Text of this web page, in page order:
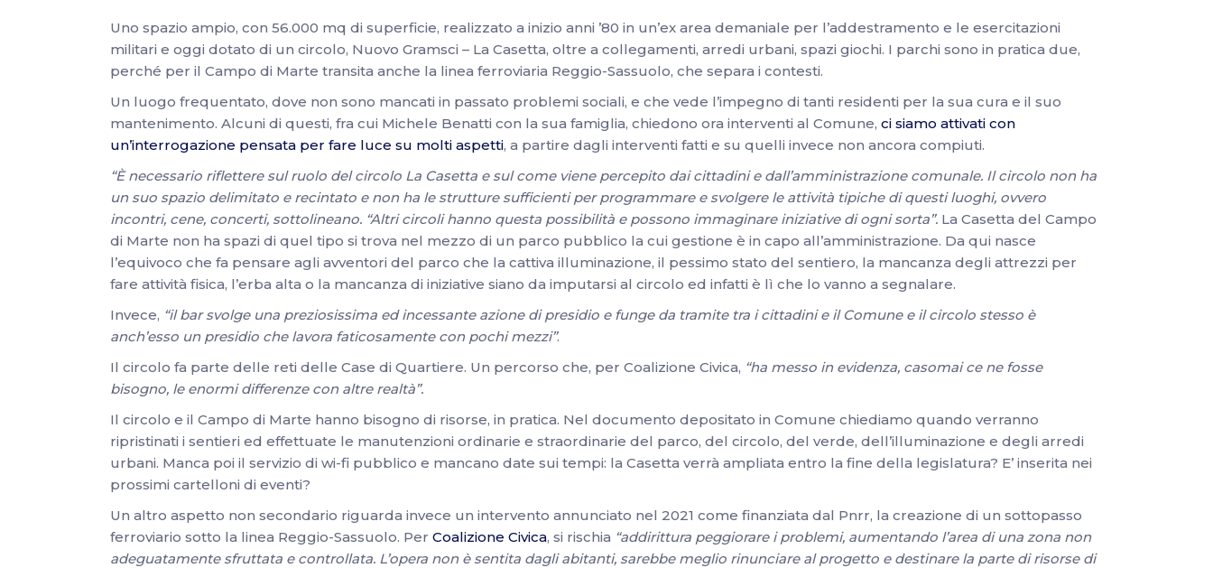
Uno spazio ampio, con 56.000 mq di superficie, realizzato a inizio anni ’80 in un’ex area demaniale per l’addestramento e le esercitazioni
militari e oggi dotato di un circolo, Nuovo Gramsci – La Casetta, oltre a collegamenti, arredi urbani, spazi giochi. I parchi sono in pratica due,
perché per il Campo di Marte transita anche la linea ferroviaria Reggio-Sassuolo, che separa i contesti.
Un luogo frequentato, dove non sono mancati in passato problemi sociali, e che vede l’impegno di tanti residenti per la sua cura e il suo
mantenimento. Alcuni di questi, fra cui Michele Benatti con la sua famiglia, chiedono ora interventi al Comune, ci siamo attivati con
un’interrogazione pensata per fare luce su molti aspetti, a partire dagli interventi fatti e su quelli invece non ancora compiuti.
“È necessario riflettere sul ruolo del circolo La Casetta e sul come viene percepito dai cittadini e dall’amministrazione comunale. Il circolo non ha
un suo spazio delimitato e recintato e non ha le strutture sufficienti per programmare e svolgere le attività tipiche di questi luoghi, ovvero
incontri, cene, concerti, sottolineano. “Altri circoli hanno questa possibilità e possono immaginare iniziative di ogni sorta”. La Casetta del Campo
di Marte non ha spazi di quel tipo si trova nel mezzo di un parco pubblico la cui gestione è in capo all’amministrazione. Da qui nasce
l’equivoco che fa pensare agli avventori del parco che la cattiva illuminazione, il pessimo stato del sentiero, la mancanza degli attrezzi per
fare attività fisica, l’erba alta o la mancanza di iniziative siano da imputarsi al circolo ed infatti è lì che lo vanno a segnalare.
Invece, “il bar svolge una preziosissima ed incessante azione di presidio e funge da tramite tra i cittadini e il Comune e il circolo stesso è
anch’esso un presidio che lavora faticosamente con pochi mezzi”.
Il circolo fa parte delle reti delle Case di Quartiere. Un percorso che, per Coalizione Civica, “ha messo in evidenza, casomai ce ne fosse
bisogno, le enormi differenze con altre realtà”.
Il circolo e il Campo di Marte hanno bisogno di risorse, in pratica. Nel documento depositato in Comune chiediamo quando verranno
ripristinati i sentieri ed effettuate le manutenzioni ordinarie e straordinarie del parco, del circolo, del verde, dell’illuminazione e degli arredi
urbani. Manca poi il servizio di wi-fi pubblico e mancano date sui tempi: la Casetta verrà ampliata entro la fine della legislatura? E’ inserita nei
prossimi cartelloni di eventi?
Un altro aspetto non secondario riguarda invece un intervento annunciato nel 2021 come finanziata dal Pnrr, la creazione di un sottopasso
ferroviario sotto la linea Reggio-Sassuolo. Per Coalizione Civica, si rischia “addirittura peggiorare i problemi, aumentando l’area di una zona non
adeguatamente sfruttata e controllata. L’opera non è sentita dagli abitanti, sarebbe meglio rinunciare al progetto e destinare la parte di risorse di